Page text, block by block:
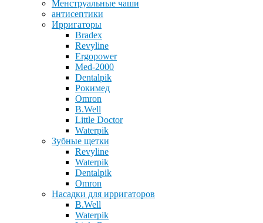
Менструальные чаши
антисептики
Ирригаторы
Bradex
Revyline
Ergopower
Med-2000
Dentalpik
Рокимед
Omron
B.Well
Little Doctor
Waterpik
Зубные щетки
Revyline
Waterpik
Dentalpik
Omron
Насадки для ирригаторов
B.Well
Waterpik